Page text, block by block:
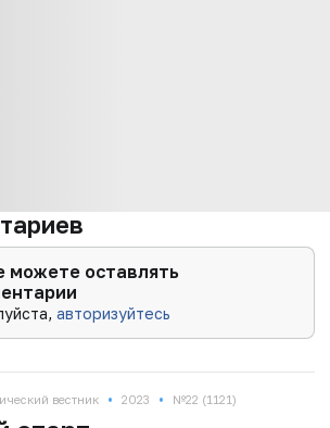
можете оставлять
авторизуйтесь
вестник • 2023 • №22 (1121)